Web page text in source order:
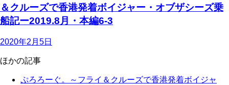
＆クルーズで香港発着ボイジャー・オブザシーズ乗
船記ー2019.8月・本編6-3
2020年2月5日
ほかの記事
ぷろろーぐ。～フライ＆クルーズで香港発着ボイジャ